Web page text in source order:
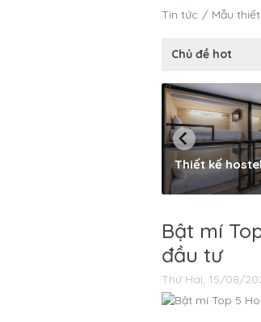
Tin tức Mẫu
Chủ đề hot
Thiết kế hostel
Bật mí
đầu tư
Thứ Hai, 15/08/